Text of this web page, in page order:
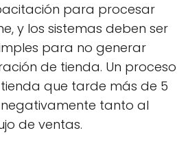
para procesar
y los sistemas deben ser
para no generar
de tienda. Un proceso
que tarde más de 5
tanto al
de ventas.